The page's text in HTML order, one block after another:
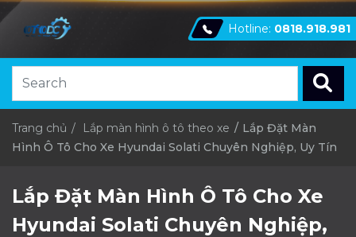
Hotline: 0818.918.981
Trang chủ Lắp màn hình ô tô theo xe
Lắp Đặt Màn
Hình Ô Tô Cho Xe Hyundai Solati Chuyên Nghiệp, Uy Tín
Lắp Đặt Màn Hình Ô Tô Cho Xe
Hyundai Solati Chuyên Nghiệp,